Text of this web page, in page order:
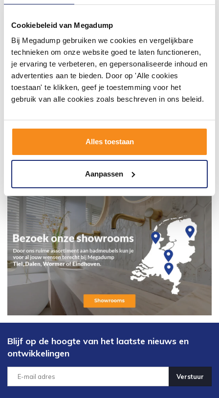
Cookiebeleid van Megadump
Bij Megadump gebruiken we cookies en vergelijkbare
technieken om onze website goed te laten functioneren,
je ervaring te verbeteren, en gepersonaliseerde inhoud en
advertenties aan te bieden. Door op 'Alle cookies
toestaan' te klikken, geef je toestemming voor het
gebruik van alle cookies zoals beschreven in ons beleid.
Alles toestaan
Aanpassen
badkamer op Instagram met #mijndroombadkamer
en tag @megadumpnl. Samen bouwen we een
inspirerende omgeving vol met unieke
badkamerstijlen. Doe je mee?
Blijf op de hoogte van het laatste nieuws en
ontwikkelingen
Verstuur